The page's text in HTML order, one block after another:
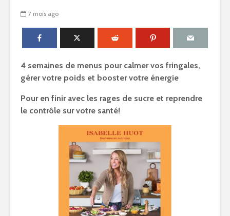
7 mois ago
4 semaines de menus pour calmer vos fringales,
gérer votre poids et booster votre énergie
Pour en finir avec les rages de sucre et reprendre
le contrôle sur votre santé!